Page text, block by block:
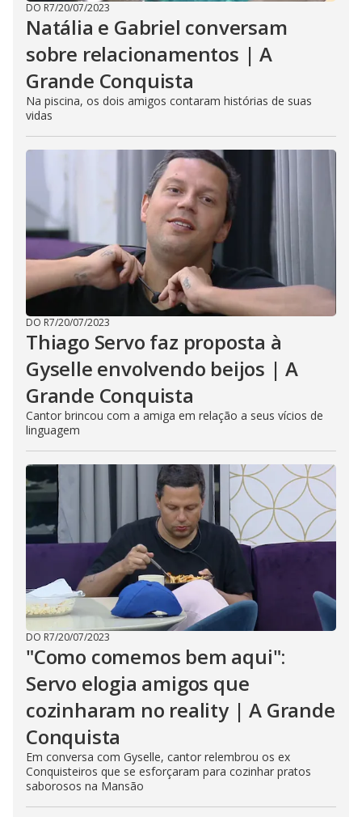
DO R7/20/07/2023
Natália e Gabriel conversam
sobre relacionamentos | A
Grande Conquista
Na piscina, os dois amigos contaram histórias de suas
vidas
DO R7/20/07/2023
Thiago Servo faz proposta à
Gyselle envolvendo beijos | A
Grande Conquista
Cantor brincou com a amiga em relação a seus vícios de
linguagem
DO R7/20/07/2023
"Como comemos bem aqui":
Servo elogia amigos que
cozinharam no reality | A Grande
Conquista
Em conversa com Gyselle, cantor relembrou os ex
Conquisteiros que se esforçaram para cozinhar pratos
saborosos na Mansão